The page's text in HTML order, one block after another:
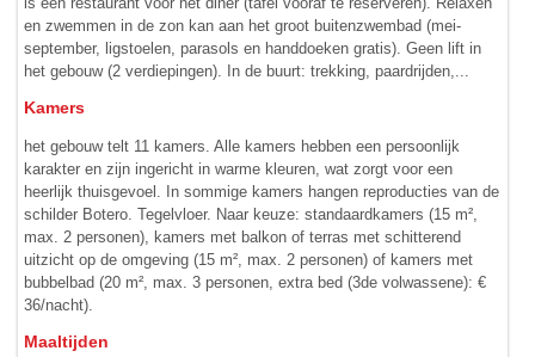
en zwemmen in de zon kan aan het groot buitenzwembad (mei-
september, ligstoelen, parasols en handdoeken gratis). Geen lift in
het gebouw (2 verdiepingen). In de buurt: trekking, paardrijden,...
Kamers
het gebouw telt 11 kamers. Alle kamers hebben een persoonlijk
karakter en zijn ingericht in warme kleuren, wat zorgt voor een
heerlijk thuisgevoel. In sommige kamers hangen reproducties van de
schilder Botero. Tegelvloer. Naar keuze: standaardkamers (15 m²,
max. 2 personen), kamers met balkon of terras met schitterend
uitzicht op de omgeving (15 m², max. 2 personen) of kamers met
bubbelbad (20 m², max. 3 personen, extra bed (3de volwassene): €
36/nacht).
Maaltijden